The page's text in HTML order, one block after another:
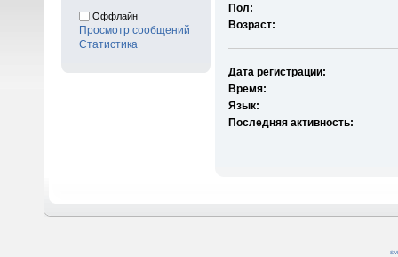
Оффлайн
Просмотр сообщений
Статистика
Пол:
Возраст:
Дата регистрации:
Время:
Язык:
Последняя активность: